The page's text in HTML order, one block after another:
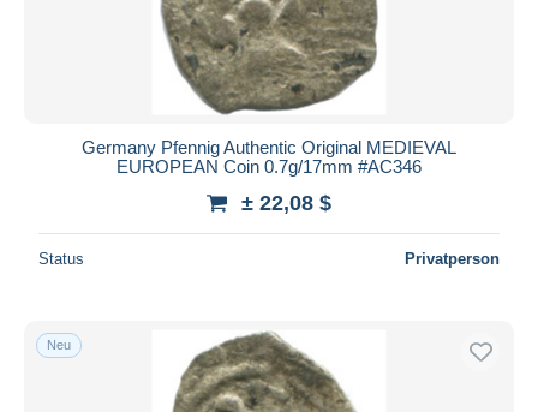
Germany Pfennig Authentic Original MEDIEVAL
EUROPEAN Coin 0.7g/17mm #AC346
± 22,08 $
Status Privatperson
Neu